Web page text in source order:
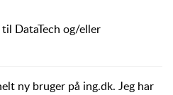
DataTech og/eller
ny bruger på ing.dk. Jeg har